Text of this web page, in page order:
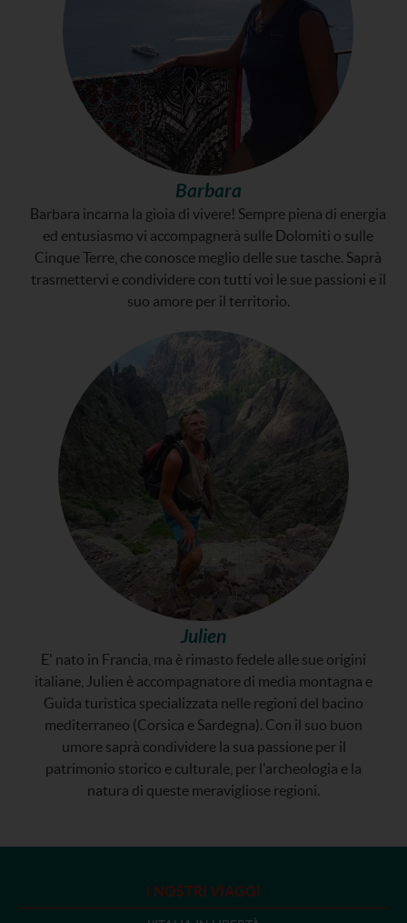
Barbara
Barbara incarna la gioia di vivere! Sempre piena di energia
ed entusiasmo vi accompagnerà sulle Dolomiti o sulle
Cinque Terre, che conosce meglio delle sue tasche. Saprà
trasmettervi e condividere con tutti voi le sue passioni e il
suo amore per il territorio.
Julien
E' nato in Francia, ma è rimasto fedele alle sue origini
italiane, Julien è accompagnatore di media montagna e
Guida turistica specializzata nelle regioni del bacino
mediterraneo (Corsica e Sardegna). Con il suo buon
umore saprà condividere la sua passione per il
patrimonio storico e culturale, per l'archeologia e la
natura di queste meravigliose regioni.
I NOSTRI VIAGGI